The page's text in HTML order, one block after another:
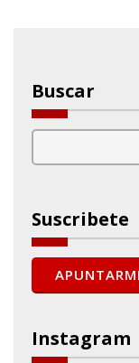
Buscar
Suscribete
Instagram